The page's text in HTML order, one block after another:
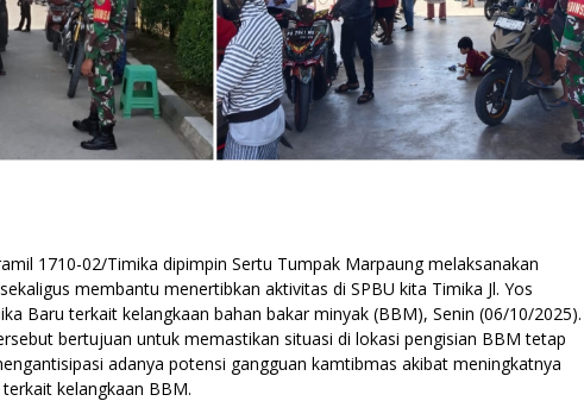
1710-02/Timika dipimpin Sertu Tumpak Marpaung melaksanakan
membantu menertibkan aktivitas di SPBU kita Timika Jl. Yos
Baru terkait kelangkaan bahan bakar minyak (BBM), Senin (06/10/2025).
bertujuan untuk memastikan situasi di lokasi pengisian BBM tetap
adanya potensi gangguan kamtibmas akibat meningkatnya
kelangkaan BBM.